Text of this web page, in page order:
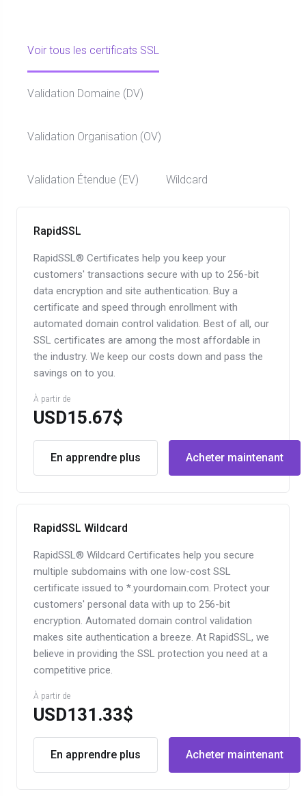
Voir tous les certificats SSL
Validation Domaine (DV)
Validation Organisation (OV)
Validation Étendue (EV) Wildcard
RapidSSL
RapidSSL® Certificates help you keep your
customers' transactions secure with up to 256-bit
data encryption and site authentication. Buy a
certificate and speed through enrollment with
automated domain control validation. Best of all, our
SSL certificates are among the most affordable in
the industry. We keep our costs down and pass the
savings on to you.
À partir de
USD15.67$
En apprendre plus Acheter maintenant
RapidSSL Wildcard
RapidSSL® Wildcard Certificates help you secure
multiple subdomains with one low-cost SSL
certificate issued to *.yourdomain.com. Protect your
customers' personal data with up to 256-bit
encryption. Automated domain control validation
makes site authentication a breeze. At RapidSSL, we
believe in providing the SSL protection you need at a
competitive price.
À partir de
USD131.33$
En apprendre plus Acheter maintenant